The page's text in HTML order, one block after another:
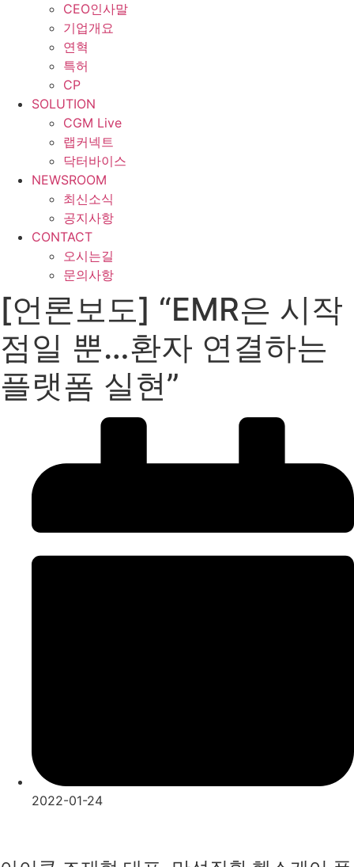
CEO인사말
기업개요
연혁
특허
CP
SOLUTION
CGM Live
랩커넥트
닥터바이스
NEWSROOM
최신소식
공지사항
CONTACT
오시는길
문의사항
[언론보도] “EMR은 시작
점일 뿐…환자 연결하는
플랫폼 실현”
2022-01-24